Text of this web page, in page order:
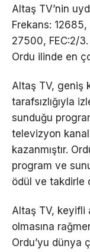
Altaş TV’nin
Frekans:
27500, FEC:2/
Ordu ilinde en
Altaş TV, geniş
tarafsızlığıyla
sunduğu
televizyon
kazanmıştır.
program ve
ödül ve takdirle
Altaş TV, keyifli
olmasına
Ordu’yu dünya